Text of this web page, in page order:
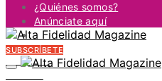
¿Quiénes somos?
Anúnciate aquí
Contacto
FACEBOOK
SUBSCRÍBETE